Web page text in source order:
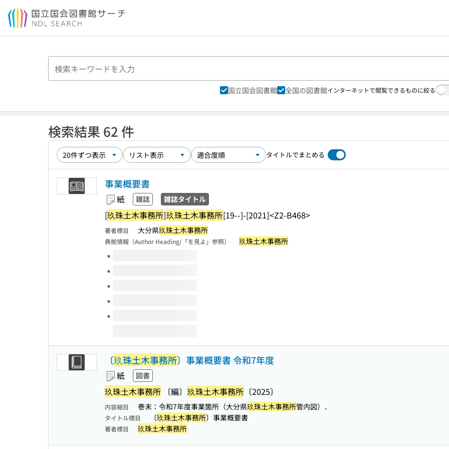
本文へ移動
国立国会図書館 全国の図書館インターネットで閲覧できるものに絞る
検索結果 62 件
タイトルでまとめる
事業概要書
紙 雑誌 雑誌タイトル
[玖珠土木事務所]玖珠土木事務所[19--]-[2021]<Z2-B468>
著者標目 大分県玖珠土木事務所
典拠情報（Author Heading/「を見よ」参照） 玖珠土木事務所
このタイトルの巻号
〔玖珠土木事務所〕事業概要書 令和7年度
紙 図書
玖珠土木事務所 〔編〕 玖珠土木事務所 〔2025〕
内容細目 巻末：令和7年度事業箇所（大分県玖珠土木事務所管内図）．
タイトル標目 〔玖珠土木事務所〕事業概要書
著者標目 玖珠土木事務所